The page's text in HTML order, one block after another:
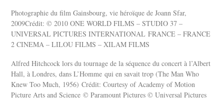
Photographie du film Gainsbourg, vie héroïque de Joann Sfar,
2009Crédit: © 2010 ONE WORLD FILMS – STUDIO 37 –
UNIVERSAL PICTURES INTERNATIONAL FRANCE – FRANCE
2 CINEMA – LILOU FILMS – XILAM FILMS
Alfred Hitchcock lors du tournage de la séquence du concert à l’Albert
Hall, à Londres, dans L’Homme qui en savait trop (The Man Who
Knew Too Much, 1956) Crédit: Courtesy of Academy of Motion
Picture Arts and Science © Paramount Pictures © Universal Pictures